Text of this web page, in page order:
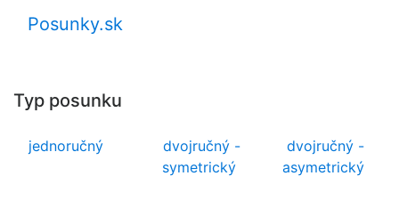
Posunky.sk
Typ posunku
jednoručný
dvojručný -
symetrický
dvojručný -
asymetrický